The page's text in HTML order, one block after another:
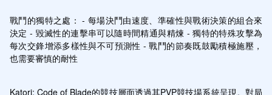
戰鬥的獨特之處： - 每場決鬥由速度、準確性與戰術決策的組合來
決定 - 毀滅性的連擊串可以隨時間精通與精煉 - 獨特的特殊攻擊為
每次交鋒增添多樣性與不可預測性 - 戰鬥的節奏既鼓勵積極施壓，
也需要審慎的耐性
Katori: Code of Blade的競技層面透過其PVP競技場系統呈現。對局